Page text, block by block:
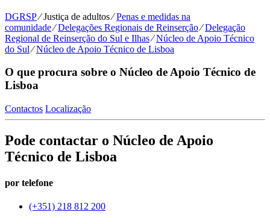
DGRSP⁄Justiça de adultos⁄Penas e medidas na
comunidade⁄Delegações Regionais de Reinserção⁄Delegação
Regional de Reinserção do Sul e Ilhas⁄Núcleo de Apoio Técnico
do Sul⁄Núcleo de Apoio Técnico de Lisboa
O que procura sobre o Núcleo de Apoio Técnico de
Lisboa
Contactos Localização
Pode contactar o Núcleo de Apoio
Técnico de Lisboa
por telefone
(+351) 218 812 200